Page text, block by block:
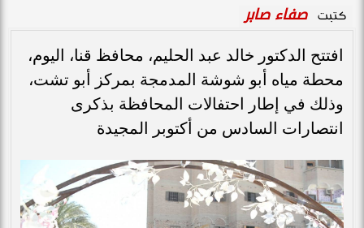
كتبت صفاء صابر
افتتح الدكتور خالد عبد الحليم، محافظ قنا، اليوم،
محطة مياه أبو شوشة المدمجة بمركز أبو تشت،
وذلك في إطار احتفالات المحافظة بذكرى
انتصارات السادس من أكتوبر المجيدة